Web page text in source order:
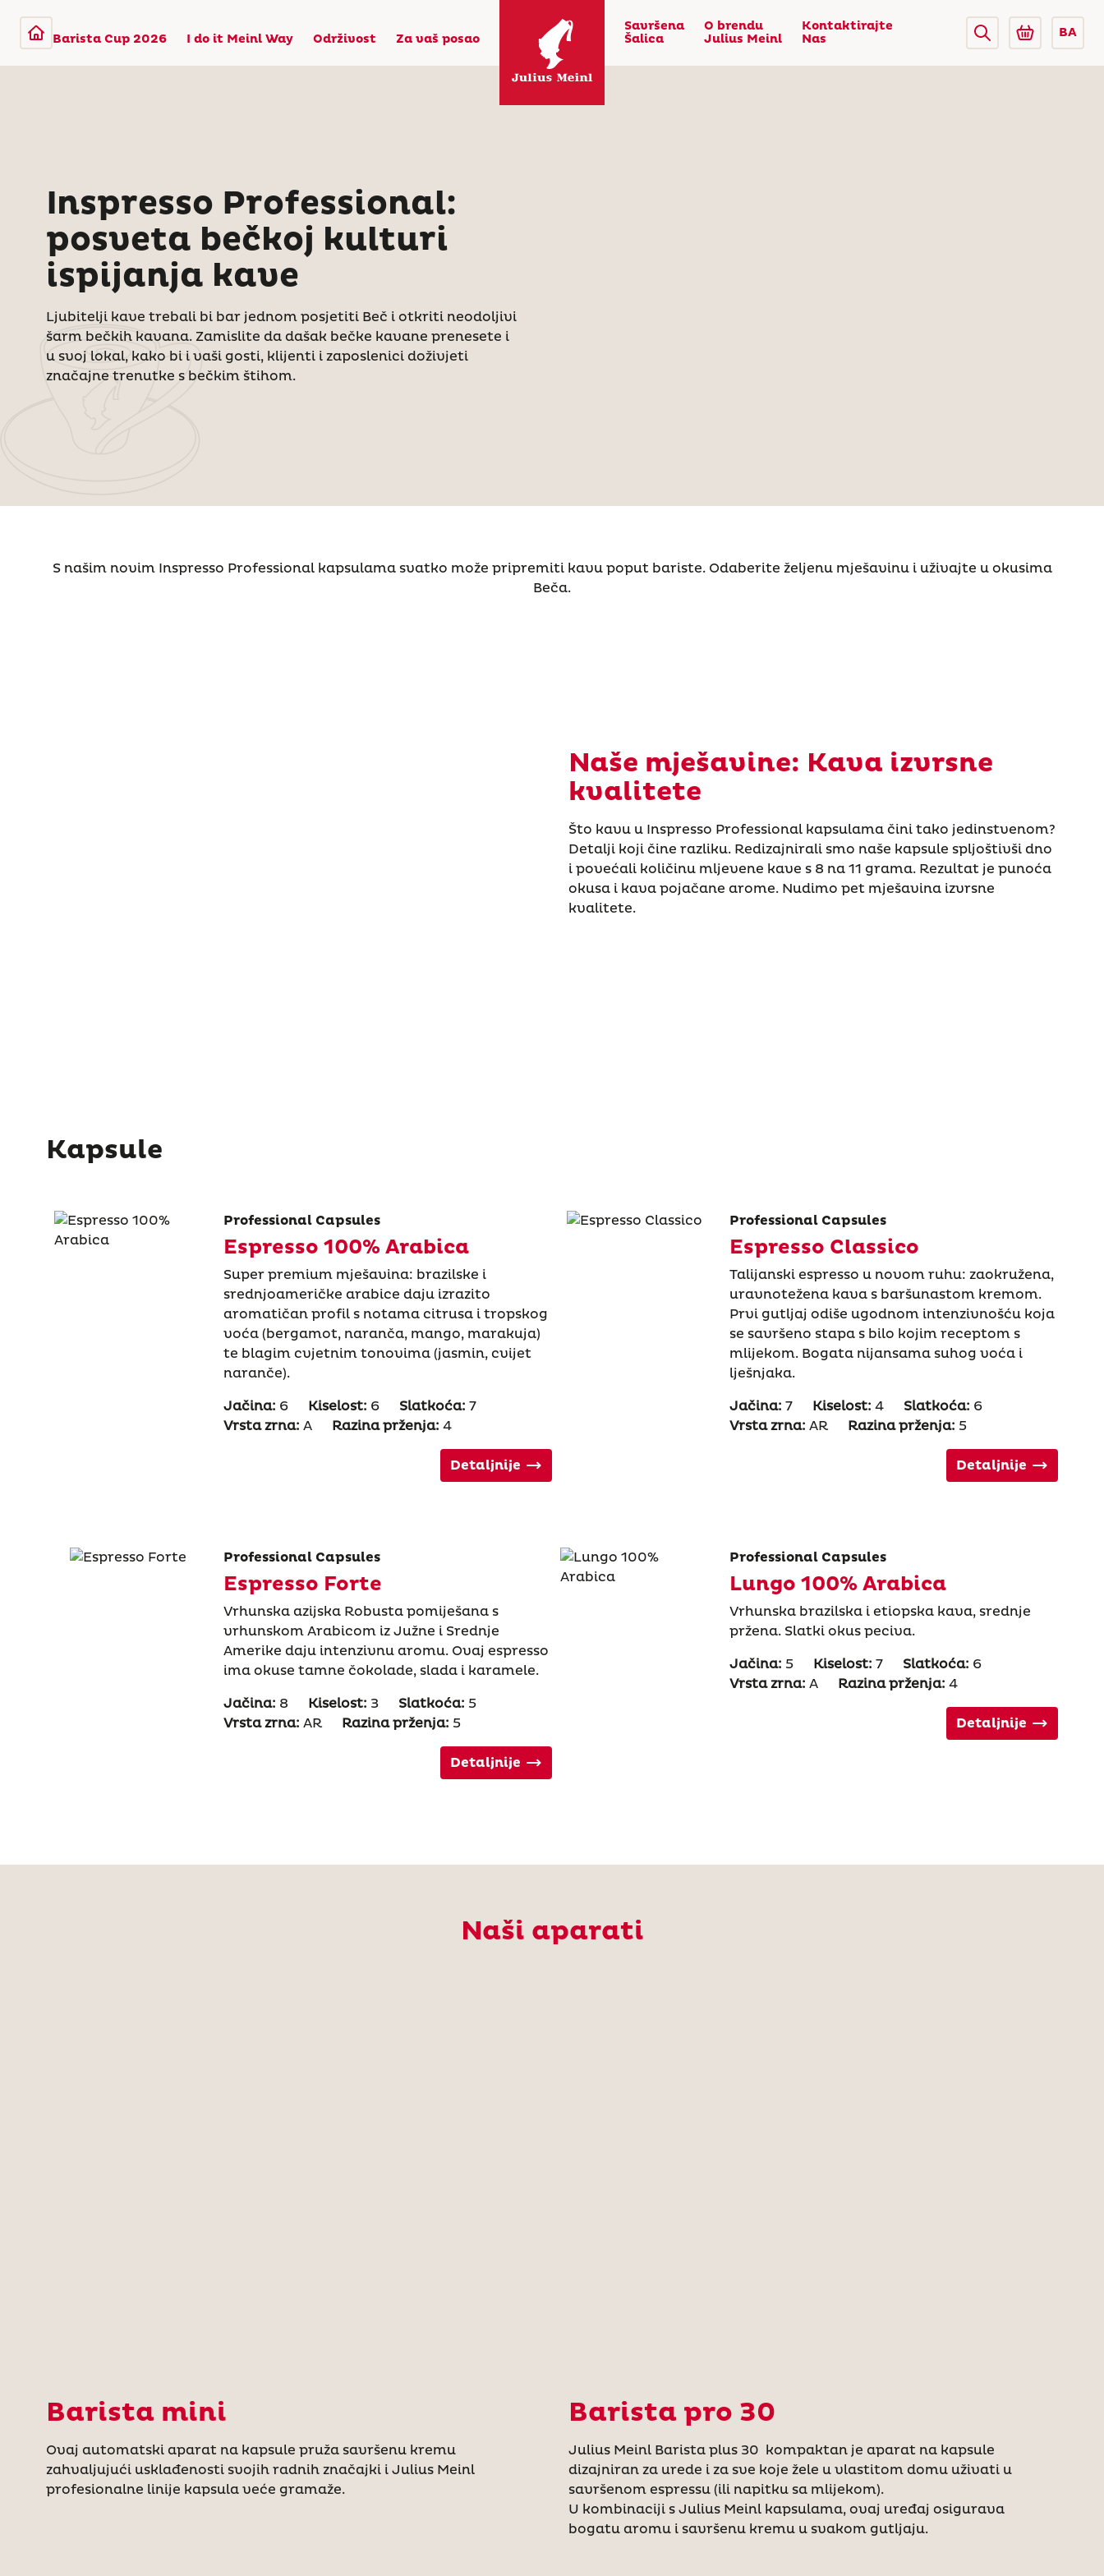
Barista Cup 2026 I do it Meinl Way Održivost Za vaš posao
Savršena
Šalica
O brendu
Julius Meinl
Kontaktirajte
Nas
BA
Inspresso Professional:
posveta bečkoj kulturi
ispijanja kave
Ljubitelji kave trebali bi bar jednom posjetiti Beč i otkriti neodoljivi
šarm bečkih kavana. Zamislite da dašak bečke kavane prenesete i
u svoj lokal, kako bi i vaši gosti, klijenti i zaposlenici doživjeti
značajne trenutke s bečkim štihom.
S našim novim Inspresso Professional kapsulama svatko može pripremiti kavu poput bariste. Odaberite željenu mješavinu i uživajte u okusima
Beča.
Naše mješavine: Kava izvrsne
kvalitete
Što kavu u Inspresso Professional kapsulama čini tako jedinstvenom?
Detalji koji čine razliku. Redizajnirali smo naše kapsule spljoštivši dno
i povećali količinu mljevene kave s 8 na 11 grama. Rezultat je punoća
okusa i kava pojačane arome. Nudimo pet mješavina izvrsne
kvalitete.
Kapsule
Professional Capsules
Espresso 100% Arabica
Super premium mješavina: brazilske i
srednjoameričke arabice daju izrazito
aromatičan profil s notama citrusa i tropskog
voća (bergamot, naranča, mango, marakuja)
te blagim cvjetnim tonovima (jasmin, cvijet
naranče).
Jačina: 6 Kiselost: 6 Slatkoća: 7
Vrsta zrna: A Razina prženja: 4
Detaljnije
Professional Capsules
Espresso Classico
Talijanski espresso u novom ruhu: zaokružena,
uravnotežena kava s baršunastom kremom.
Prvi gutljaj odiše ugodnom intenzivnošću koja
se savršeno stapa s bilo kojim receptom s
mlijekom. Bogata nijansama suhog voća i
lješnjaka.
Jačina: 7 Kiselost: 4 Slatkoća: 6
Vrsta zrna: AR Razina prženja: 5
Detaljnije
Professional Capsules
Espresso Forte
Vrhunska azijska Robusta pomiješana s
vrhunskom Arabicom iz Južne i Srednje
Amerike daju intenzivnu aromu. Ovaj espresso
ima okuse tamne čokolade, slada i karamele.
Jačina: 8 Kiselost: 3 Slatkoća: 5
Vrsta zrna: AR Razina prženja: 5
Detaljnije
Professional Capsules
Lungo 100% Arabica
Vrhunska brazilska i etiopska kava, srednje
pržena. Slatki okus peciva.
Jačina: 5 Kiselost: 7 Slatkoća: 6
Vrsta zrna: A Razina prženja: 4
Detaljnije
Naši aparati
Barista mini
Ovaj automatski aparat na kapsule pruža savršenu kremu
zahvaljujući usklađenosti svojih radnih značajki i Julius Meinl
profesionalne linije kapsula veće gramaže.
Barista pro 30
Julius Meinl Barista plus 30 kompaktan je aparat na kapsule
dizajniran za urede i za sve koje žele u vlastitom domu uživati u
savršenom espressu (ili napitku sa mlijekom).
U kombinaciji s Julius Meinl kapsulama, ovaj uređaj osigurava
bogatu aromu i savršenu kremu u svakom gutljaju.